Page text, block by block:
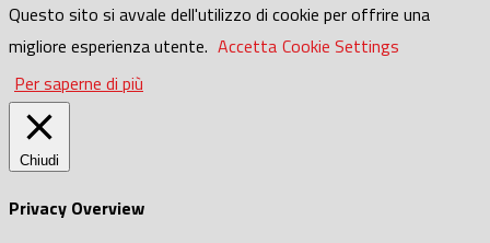
Questo sito si avvale dell'utilizzo di cookie per offrire una
migliore esperienza utente. Accetta Cookie Settings
Per saperne di più
Chiudi
Privacy Overview